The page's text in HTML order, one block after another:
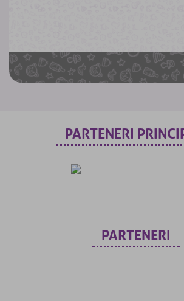
PARTENERI
PARTENERI